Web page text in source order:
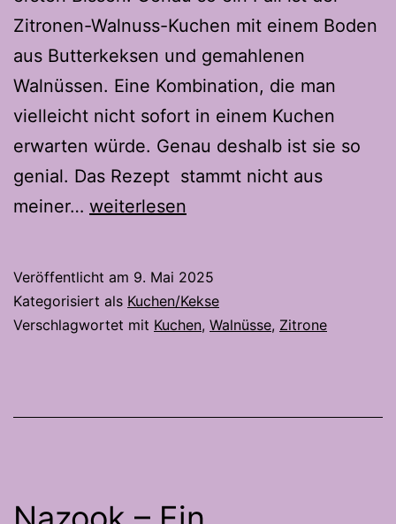
Zitronen-Walnuss-Kuchen mit einem Boden
aus Butterkeksen und gemahlenen
Walnüssen. Eine Kombination, die man
vielleicht nicht sofort in einem Kuchen
erwarten würde. Genau deshalb ist sie so
genial. Das Rezept stammt nicht aus
meiner… Zitrone
Das
perfekte
einen
weiterlesen
Veröffentlicht am 9. Mai 2025
Kategorisiert als Kuchen/Kekse
Verschlagwortet mit Kuchen, Walnüsse, Zitrone